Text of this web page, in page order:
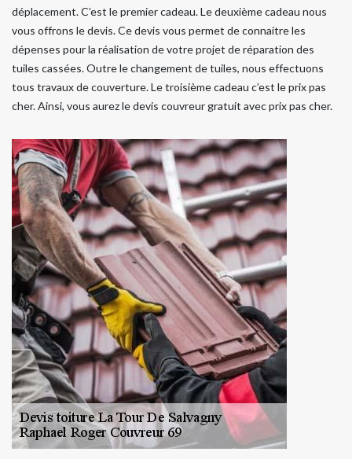
déplacement. C’est le premier cadeau. Le deuxième cadeau nous
vous offrons le devis. Ce devis vous permet de connaitre les
dépenses pour la réalisation de votre projet de réparation des
tuiles cassées. Outre le changement de tuiles, nous effectuons
tous travaux de couverture. Le troisième cadeau c’est le prix pas
cher. Ainsi, vous aurez le devis couvreur gratuit avec prix pas cher.